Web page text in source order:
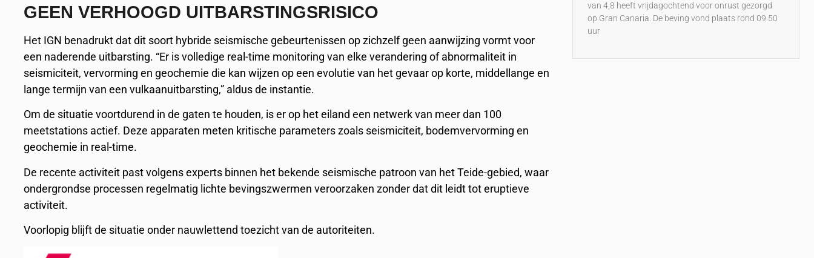
GEEN VERHOOGD UITBARSTINGSRISICO
Het IGN benadrukt dat dit soort hybride seismische gebeurtenissen op zichzelf geen aanwijzing vormt voor
een naderende uitbarsting. “Er is volledige real-time monitoring van elke verandering of abnormaliteit in
seismiciteit, vervorming en geochemie die kan wijzen op een evolutie van het gevaar op korte, middellange en
lange termijn van een vulkaanuitbarsting,” aldus de instantie.
Om de situatie voortdurend in de gaten te houden, is er op het eiland een netwerk van meer dan 100
meetstations actief. Deze apparaten meten kritische parameters zoals seismiciteit, bodemvervorming en
geochemie in real-time.
De recente activiteit past volgens experts binnen het bekende seismische patroon van het Teide-gebied, waar
ondergrondse processen regelmatig lichte bevingszwermen veroorzaken zonder dat dit leidt tot eruptieve
activiteit.
Voorlopig blijft de situatie onder nauwlettend toezicht van de autoriteiten.
van 4,8 heeft vrijdagochtend voor onrust gezorgd
op Gran Canaria. De beving vond plaats rond 09.50
uur